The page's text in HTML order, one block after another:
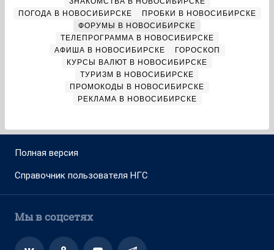
ПОГОДА В НОВОСИБИРСКЕ
ПРОБКИ В НОВОСИБИРСКЕ
ФОРУМЫ В НОВОСИБИРСКЕ
ТЕЛЕПРОГРАММА В НОВОСИБИРСКЕ
АФИША В НОВОСИБИРСКЕ
ГОРОСКОП
КУРСЫ ВАЛЮТ В НОВОСИБИРСКЕ
ТУРИЗМ В НОВОСИБИРСКЕ
ПРОМОКОДЫ В НОВОСИБИРСКЕ
РЕКЛАМА В НОВОСИБИРСКЕ
Полная версия
Справочник пользователя НГС
Мы в соцсетях